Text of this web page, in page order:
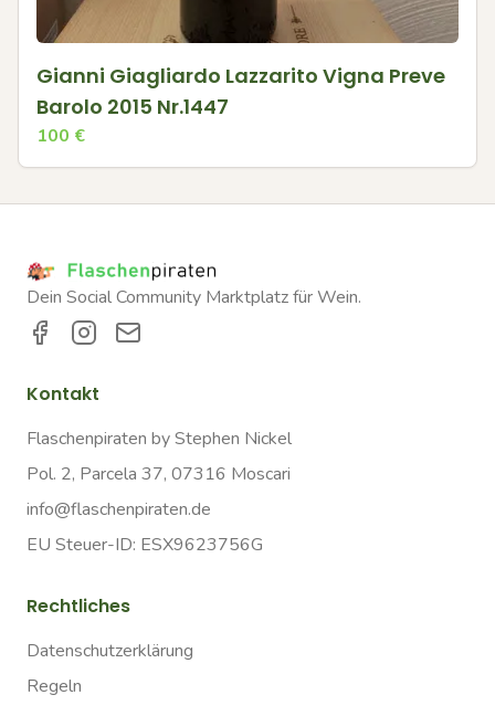
Gianni Giagliardo Lazzarito Vigna Preve
Barolo 2015 Nr.1447
100 €
Dein Social Community Marktplatz für Wein.
Kontakt
Flaschenpiraten by Stephen Nickel
Pol. 2, Parcela 37, 07316 Moscari
info@flaschenpiraten.de
EU Steuer-ID: ESX9623756G
Rechtliches
Datenschutzerklärung
Regeln